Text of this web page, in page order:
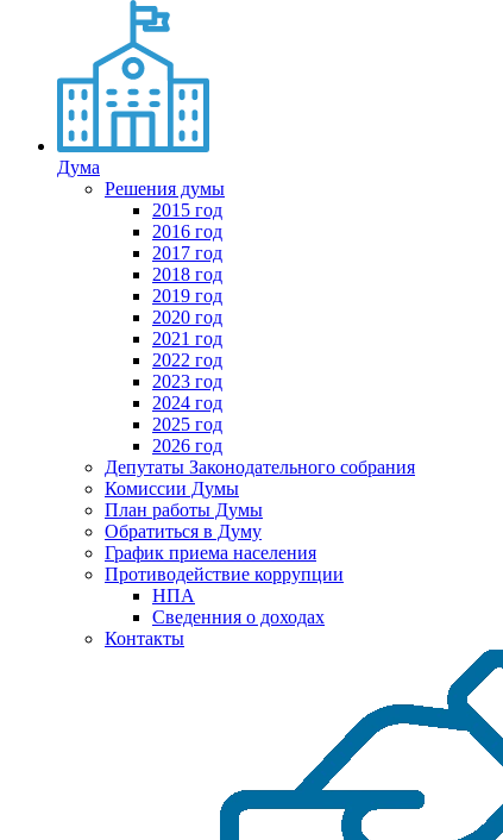
Дума
Решения думы
2015 год
2016 год
2017 год
2018 год
2019 год
2020 год
2021 год
2022 год
2023 год
2024 год
2025 год
2026 год
Депутаты Законодательного собрания
Комиссии Думы
План работы Думы
Обратиться в Думу
График приема населения
Противодействие коррупции
НПА
Сведенния о доходах
Контакты